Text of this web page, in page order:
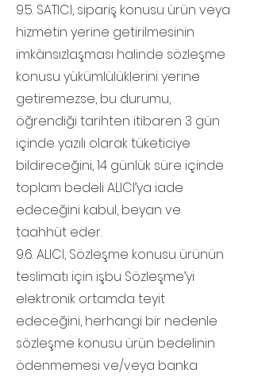
9.5. SATICI, sipariş konusu ürün veya
hizmetin yerine getirilmesinin
imkânsızlaşması halinde sözleşme
konusu yükümlülüklerini yerine
getiremezse, bu durumu,
öğrendiği tarihten itibaren 3 gün
içinde yazılı olarak tüketiciye
bildireceğini, 14 günlük süre içinde
toplam bedeli ALICI’ya iade
edeceğini kabul, beyan ve
taahhüt eder.
9.6. ALICI, Sözleşme konusu ürünün
teslimatı için işbu Sözleşme’yi
elektronik ortamda teyit
edeceğini, herhangi bir nedenle
sözleşme konusu ürün bedelinin
ödenmemesi ve/veya banka